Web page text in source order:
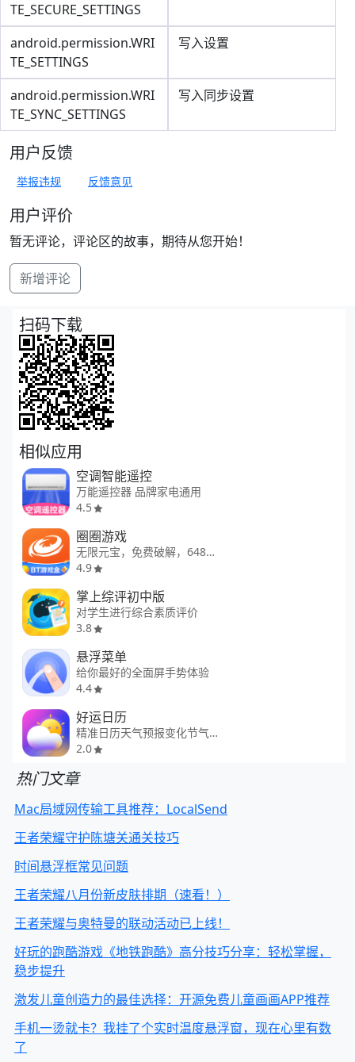
TE_SECURE_SETTINGS
android.permission.WRI
TE_SETTINGS
写入设置
android.permission.WRI
TE_SYNC_SETTINGS
写入同步设置
用户反馈
举报违规 反馈意见
用户评价
暂无评论，评论区的故事，期待从您开始！
新增评论
扫码下载
相似应用
空调智能遥控
万能遥控器 品牌家电通用
4.5
圈圈游戏
无限元宝，免费破解，648红包
4.9
掌上综评初中版
对学生进行综合素质评价
3.8
悬浮菜单
给你最好的全面屏手势体验
4.4
好运日历
精准日历天气预报变化节气查询
2.0
热门文章
Mac局域网传输工具推荐：LocalSend
王者荣耀守护陈塘关通关技巧
时间悬浮框常见问题
王者荣耀八月份新皮肤排期（速看！）
王者荣耀与奥特曼的联动活动已上线！
好玩的跑酷游戏《地铁跑酷》高分技巧分享：轻松掌握，
稳步提升
激发儿童创造力的最佳选择：开源免费儿童画画APP推荐
手机一烫就卡？我挂了个实时温度悬浮窗，现在心里有数
了